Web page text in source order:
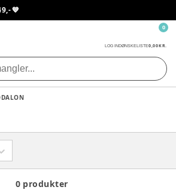
💙
LOG INDØNSKELISTE0,00 KR.
0
0 produkter